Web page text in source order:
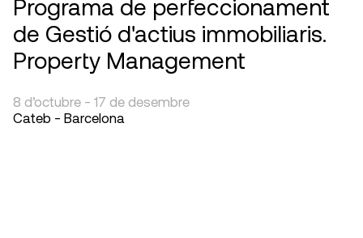
Programa de perfeccionament
de Gestió d'actius immobiliaris.
Property Management
8 d’octubre - 17 de desembre
Cateb - Barcelona